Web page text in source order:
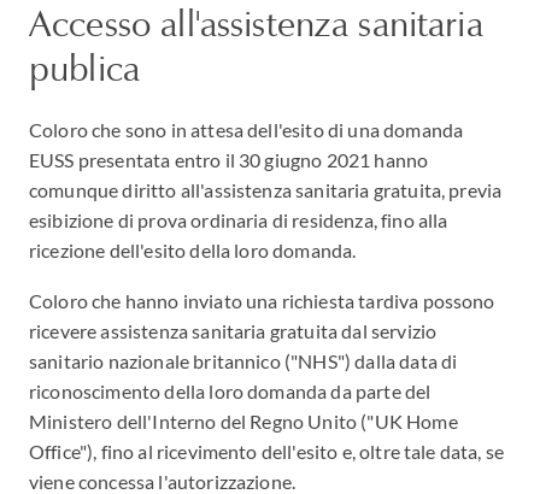
Accesso all'assistenza sanitaria
publica
Coloro che sono in attesa dell'esito di una domanda
EUSS presentata entro il 30 giugno 2021 hanno
comunque diritto all'assistenza sanitaria gratuita, previa
esibizione di prova ordinaria di residenza, fino alla
ricezione dell'esito della loro domanda.
Coloro che hanno inviato una richiesta tardiva possono
ricevere assistenza sanitaria gratuita dal servizio
sanitario nazionale britannico ("NHS") dalla data di
riconoscimento della loro domanda da parte del
Ministero dell'Interno del Regno Unito ("UK Home
Office"), fino al ricevimento dell'esito e, oltre tale data, se
viene concessa l'autorizzazione.